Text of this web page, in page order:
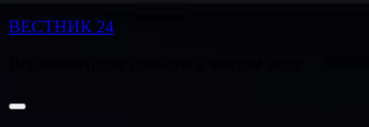
Перейти
ВЕСТНИК 24